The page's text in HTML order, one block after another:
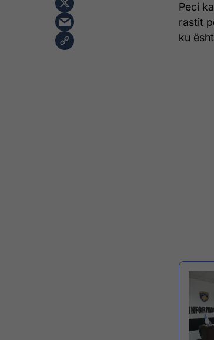
Peci
rastit
ku